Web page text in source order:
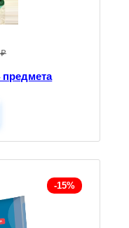
предмета
-15%